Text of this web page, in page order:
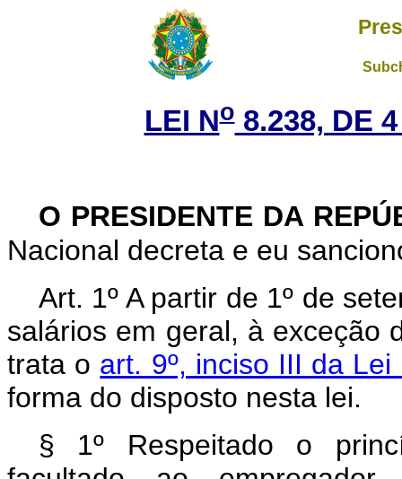
LEI No8.238, DE
O PRESIDENTE DA
Nacional decreta e eu
Art. 1º A partir de 1º de
salários em geral, à exceção
trata o art. 9º, inciso III da
forma do disposto nesta lei.
§ 1º Respeitado o